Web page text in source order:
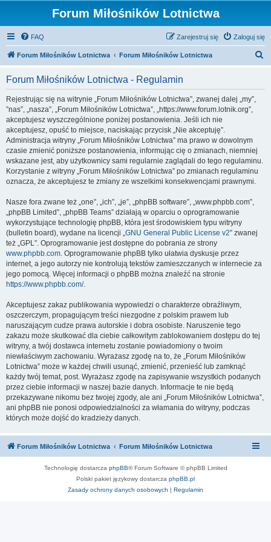
Forum Miłośników Lotnictwa
FAQ Zaloguj się
Zarejestruj się
Forum Miłośników Lotnictwa Forum Miłośników Lotnictwa
Forum Miłośników Lotnictwa - Regulamin
Rejestrując się na witrynie „Forum Miłośników Lotnictwa”, zwanej dalej „my”,
”nas”, „nasza”, „Forum Miłośników Lotnictwa”, „https://www.forum.lotnik.org”,
akceptujesz wyszczególnione poniżej postanowienia. Jeśli ich nie
akceptujesz, opuść to miejsce, naciskając przycisk „Nie akceptuję”.
Administracja witryny „Forum Miłośników Lotnictwa” ma prawo w dowolnym
czasie zmienić poniższe postanowienia, informując cię o zmianach, niemniej
wskazane jest, aby użytkownicy sami regularnie zaglądali do tego regulaminu.
Korzystanie z witryny „Forum Miłośników Lotnictwa” po zmianach regulaminu
oznacza, że akceptujesz te zmiany ze wszelkimi konsekwencjami prawnymi.
Nasze fora zwane też „one”, „ich”, „je”, „phpBB software”, „www.phpbb.com”,
„phpBB Limited”, „phpBB Teams” działają w oparciu o oprogramowanie
wykorzystujące technologię phpBB, która jest środowiskiem typu witryny
(bulletin board), wydane na licencji „GNU General Public License v2” zwanej
też „GPL”. Oprogramowanie jest dostępne do pobrania ze strony
www.phpbb.com. Oprogramowanie phpBB tylko ułatwia dyskusje przez
internet, a jego autorzy nie kontrolują tekstów zamieszczanych w internecie za
jego pomocą. Więcej informacji o phpBB można znaleźć na stronie
https://www.phpbb.com/.
Akceptujesz zakaz publikowania wypowiedzi o charakterze obraźliwym,
oszczerczym, propagującym treści niezgodne z polskim prawem lub
naruszającym cudze prawa autorskie i dobra osobiste. Naruszenie tego
zakazu może skutkować dla ciebie całkowitym zablokowaniem dostępu do tej
witryny, a twój dostawca internetu zostanie powiadomiony o twoim
niewłaściwym zachowaniu. Wyrażasz zgodę na to, że „Forum Miłośników
Lotnictwa” może w każdej chwili usunąć, zmienić, przenieść lub zamknąć
każdy twój temat, post. Wyrażasz zgodę na zapisywanie wszystkich podanych
przez ciebie informacji w naszej bazie danych. Informacje te nie będą
przekazywane nikomu bez twojej zgody, ale ani „Forum Miłośników Lotnictwa”,
ani phpBB nie ponosi odpowiedzialności za włamania do witryny, podczas
których może dojść do kradzieży danych.
Forum Miłośników Lotnictwa Forum Miłośników Lotnictwa
Technologię dostarcza phpBB® Forum Software © phpBB Limited
Polski pakiet językowy dostarcza phpBB.pl
Zasady ochrony danych osobowych | Regulamin